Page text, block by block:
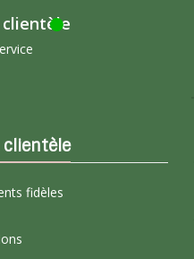
clientèle
clientèle
fidèles